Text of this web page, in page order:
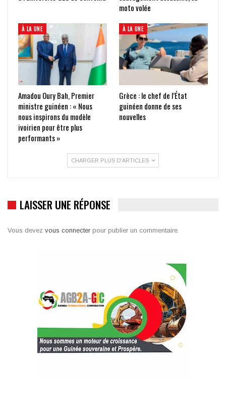
moto volée
À LA UNE
Amadou Oury Bah, Premier
ministre guinéen : « Nous
nous inspirons du modèle
ivoirien pour être plus
performants »
À LA UNE
Grèce : le chef de l’État
guinéen donne de ses
nouvelles
CHARGER PLUS D'ARTICLES
LAISSER UNE RÉPONSE
Vous devez vous connecter pour publier un commentaire.